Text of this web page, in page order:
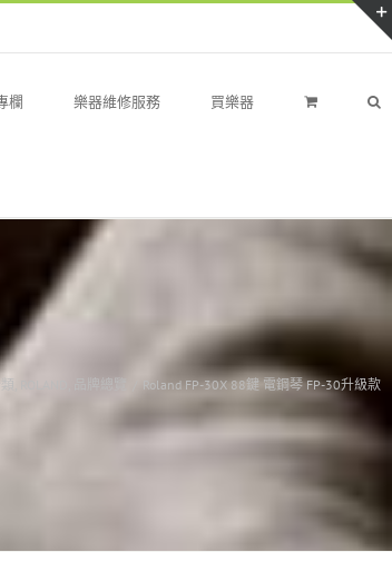
欄 樂器維修服務 買樂器
Roland FP-30X 88鍵 電鋼琴 FP-30升級款